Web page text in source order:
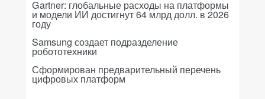
Gartner: глобальные расходы на платформы
и модели ИИ достигнут 64 млрд долл. в 2026
году
Samsung создает подразделение
робототехники
Сформирован предварительный перечень
цифровых платформ